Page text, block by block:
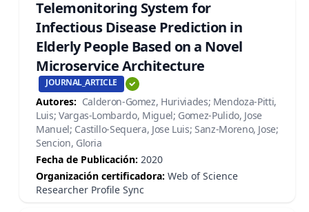
Telemonitoring System for
Infectious Disease Prediction in
Elderly People Based on a Novel
Microservice Architecture
JOURNAL_ARTICLE
Autores: Calderon-Gomez, Huriviades; Mendoza-Pitti,
Luis; Vargas-Lombardo, Miguel; Gomez-Pulido, Jose
Manuel; Castillo-Sequera, Jose Luis; Sanz-Moreno, Jose;
Sencion, Gloria
Fecha de Publicación: 2020
Organización certificadora: Web of Science
Researcher Profile Sync